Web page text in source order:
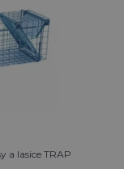
a lasice TRAP